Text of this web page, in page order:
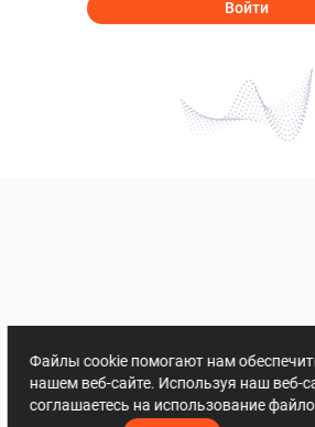
Войти
Файлы cookie помогают нам
нашем веб-сайте. Используя наш веб-
соглашаетесь на использование